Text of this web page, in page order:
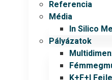
Referencia
Média
In Silico
Pályázatok